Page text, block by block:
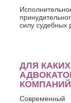
силу судебных
ДЛЯ
КОМПАНИЙ
Современный